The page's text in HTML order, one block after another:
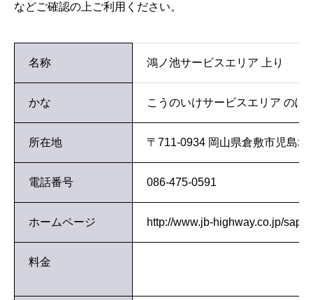
などご確認の上ご利用ください。
名称 鴻ノ池サービスエリア 上り
かな こうのいけサービスエリア のぼ
所在地 〒711-0934 岡山県倉敷市児島塩
電話番号 086-475-0591
ホームページ http://www.jb-highway.co.jp/
料金